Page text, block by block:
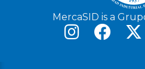
MercaSID is a